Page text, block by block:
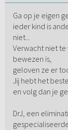
Ga op je eigen
ieder kind is
niet...
Verwacht niet
bewezen is,
geloven ze er
Jij hebt het
en volg dan je
DrJ, een